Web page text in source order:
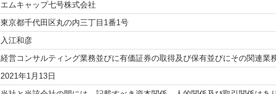
エムキャップ七号株式会社
東京都千代田区丸の内三丁目1番1号
入江和彦
経営コンサルティング業務並びに有価証券の取得及び保有並びにその関連業
2021年1月13日